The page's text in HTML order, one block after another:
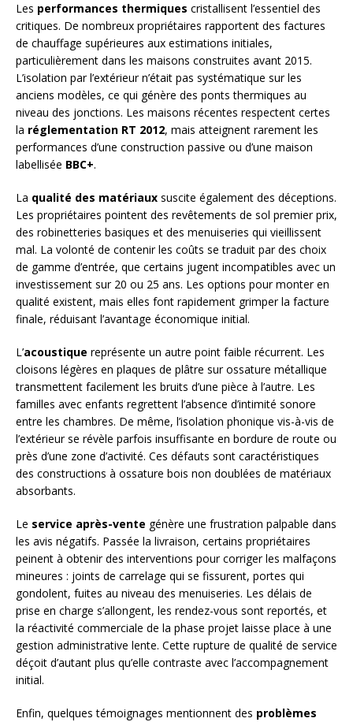
Les performances thermiques cristallisent l’essentiel des
critiques. De nombreux propriétaires rapportent des factures
de chauffage supérieures aux estimations initiales,
particulièrement dans les maisons construites avant 2015.
L’isolation par l’extérieur n’était pas systématique sur les
anciens modèles, ce qui génère des ponts thermiques au
niveau des jonctions. Les maisons récentes respectent certes
la réglementation RT 2012, mais atteignent rarement les
performances d’une construction passive ou d’une maison
labellisée BBC+.
La qualité des matériaux suscite également des déceptions.
Les propriétaires pointent des revêtements de sol premier prix,
des robinetteries basiques et des menuiseries qui vieillissent
mal. La volonté de contenir les coûts se traduit par des choix
de gamme d’entrée, que certains jugent incompatibles avec un
investissement sur 20 ou 25 ans. Les options pour monter en
qualité existent, mais elles font rapidement grimper la facture
finale, réduisant l’avantage économique initial.
L’acoustique représente un autre point faible récurrent. Les
cloisons légères en plaques de plâtre sur ossature métallique
transmettent facilement les bruits d’une pièce à l’autre. Les
familles avec enfants regrettent l’absence d’intimité sonore
entre les chambres. De même, l’isolation phonique vis-à-vis de
l’extérieur se révèle parfois insuffisante en bordure de route ou
près d’une zone d’activité. Ces défauts sont caractéristiques
des constructions à ossature bois non doublées de matériaux
absorbants.
Le service après-vente génère une frustration palpable dans
les avis négatifs. Passée la livraison, certains propriétaires
peinent à obtenir des interventions pour corriger les malfaçons
mineures : joints de carrelage qui se fissurent, portes qui
gondolent, fuites au niveau des menuiseries. Les délais de
prise en charge s’allongent, les rendez-vous sont reportés, et
la réactivité commerciale de la phase projet laisse place à une
gestion administrative lente. Cette rupture de qualité de service
déçoit d’autant plus qu’elle contraste avec l’accompagnement
initial.
Enfin, quelques témoignages mentionnent des problèmes